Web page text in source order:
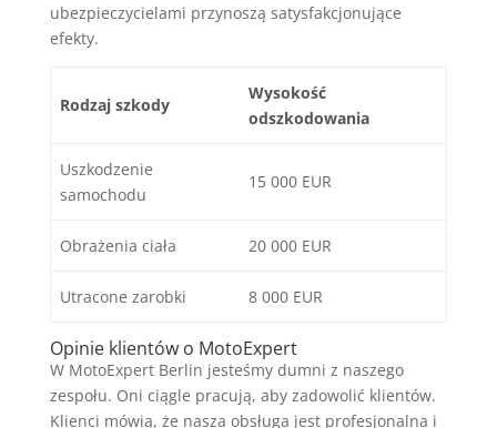
ubezpieczycielami przynoszą satysfakcjonujące
efekty.
Rodzaj szkody
Wysokość
odszkodowania
Uszkodzenie
samochodu
15 000 EUR
Obrażenia ciała 20 000 EUR
Utracone zarobki 8 000 EUR
Opinie klientów o MotoExpert
W MotoExpert Berlin jesteśmy dumni z naszego
zespołu. Oni ciągle pracują, aby zadowolić klientów.
Klienci mówią, że nasza obsługa jest profesjonalna i